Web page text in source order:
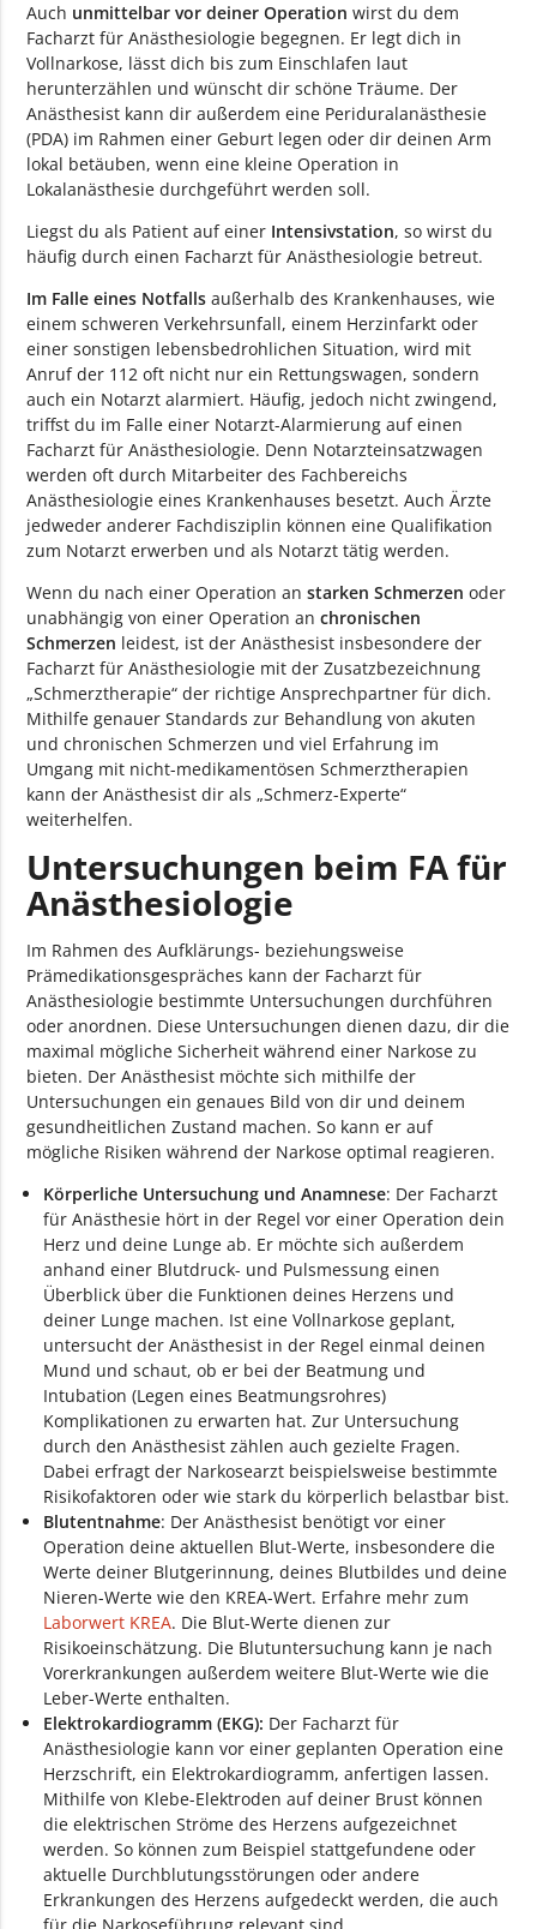
Auch unmittelbar vor deiner Operation wirst du dem
Facharzt für Anästhesiologie begegnen. Er legt dich in
Vollnarkose, lässt dich bis zum Einschlafen laut
herunterzählen und wünscht dir schöne Träume. Der
Anästhesist kann dir außerdem eine Periduralanästhesie
(PDA) im Rahmen einer Geburt legen oder dir deinen Arm
lokal betäuben, wenn eine kleine Operation in
Lokalanästhesie durchgeführt werden soll.
Liegst du als Patient auf einer Intensivstation, so wirst du
häufig durch einen Facharzt für Anästhesiologie betreut.
Im Falle eines Notfalls außerhalb des Krankenhauses, wie
einem schweren Verkehrsunfall, einem Herzinfarkt oder
einer sonstigen lebensbedrohlichen Situation, wird mit
Anruf der 112 oft nicht nur ein Rettungswagen, sondern
auch ein Notarzt alarmiert. Häufig, jedoch nicht zwingend,
triffst du im Falle einer Notarzt-Alarmierung auf einen
Facharzt für Anästhesiologie. Denn Notarzteinsatzwagen
werden oft durch Mitarbeiter des Fachbereichs
Anästhesiologie eines Krankenhauses besetzt. Auch Ärzte
jedweder anderer Fachdisziplin können eine Qualifikation
zum Notarzt erwerben und als Notarzt tätig werden.
Wenn du nach einer Operation anstarken Schmerzen oder
unabhängig von einer Operation anchronischen
Schmerzen leidest, ist der Anästhesist insbesondere der
Facharzt für Anästhesiologie mit der Zusatzbezeichnung
„Schmerztherapie“ der richtige Ansprechpartner für dich.
Mithilfe genauer Standards zur Behandlung von akuten
und chronischen Schmerzen und viel Erfahrung im
Umgang mit nicht-medikamentösen Schmerztherapien
kann der Anästhesist dir als „Schmerz-Experte“
weiterhelfen.
Untersuchungen beim FA für
Anästhesiologie
Im Rahmen des Aufklärungs- beziehungsweise
Prämedikationsgespräches kann der Facharzt für
Anästhesiologie bestimmte Untersuchungen durchführen
oder anordnen. Diese Untersuchungen dienen dazu, dir die
maximal mögliche Sicherheit während einer Narkose zu
bieten. Der Anästhesist möchte sich mithilfe der
Untersuchungen ein genaues Bild von dir und deinem
gesundheitlichen Zustand machen. So kann er auf
mögliche Risiken während der Narkose optimal reagieren.
Körperliche Untersuchung und Anamnese: Der Facharzt
für Anästhesie hört in der Regel vor einer Operation dein
Herz und deine Lunge ab. Er möchte sich außerdem
anhand einer Blutdruck- und Pulsmessung einen
Überblick über die Funktionen deines Herzens und
deiner Lunge machen. Ist eine Vollnarkose geplant,
untersucht der Anästhesist in der Regel einmal deinen
Mund und schaut, ob er bei der Beatmung und
Intubation (Legen eines Beatmungsrohres)
Komplikationen zu erwarten hat. Zur Untersuchung
durch den Anästhesist zählen auch gezielte Fragen.
Dabei erfragt der Narkosearzt beispielsweise bestimmte
Risikofaktoren oder wie stark du körperlich belastbar bist.
Blutentnahme: Der Anästhesist benötigt vor einer
Operation deine aktuellen Blut-Werte, insbesondere die
Werte deiner Blutgerinnung, deines Blutbildes und deine
Nieren-Werte wie den KREA-Wert. Erfahre mehr zum
Laborwert KREA. Die Blut-Werte dienen zur
Risikoeinschätzung. Die Blutuntersuchung kann je nach
Vorerkrankungen außerdem weitere Blut-Werte wie die
Leber-Werte enthalten.
Elektrokardiogramm (EKG): Der Facharzt für
Anästhesiologie kann vor einer geplanten Operation eine
Herzschrift, ein Elektrokardiogramm, anfertigen lassen.
Mithilfe von Klebe-Elektroden auf deiner Brust können
die elektrischen Ströme des Herzens aufgezeichnet
werden. So können zum Beispiel stattgefundene oder
aktuelle Durchblutungsstörungen oder andere
Erkrankungen des Herzens aufgedeckt werden, die auch